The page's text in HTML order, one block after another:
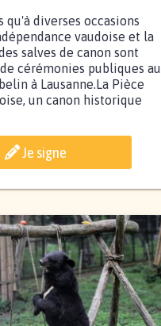
qu'à diverses occasions
vaudoise et la
salves de canon sont
cérémonies publiques au
à Lausanne.La Pièce
un canon historique
Je signe